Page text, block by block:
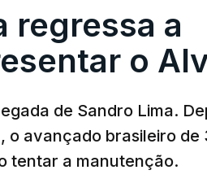
regressa a
o
de Sandro Lima.
o avançado brasileiro de
tentar a manutenção.